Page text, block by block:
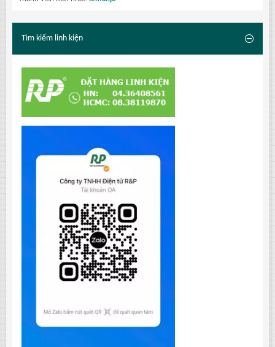
Tìm kiếm linh kiện